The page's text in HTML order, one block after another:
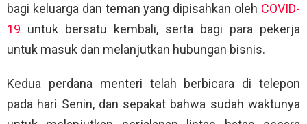
bagi keluarga dan teman yang dipisahkan oleh COVID-
19 untuk bersatu kembali, serta bagi para pekerja
untuk masuk dan melanjutkan hubungan bisnis.
Kedua perdana menteri telah berbicara di telepon
pada hari Senin, dan sepakat bahwa sudah waktunya